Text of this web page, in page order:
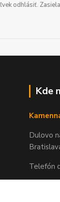
odhlásiť.
Kde
Dulovo
Telefón